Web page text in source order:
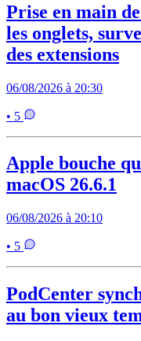
Prise en main
les onglets,
des extensions
06/08/2026 à 20:30
• 5
Apple bouche
macOS 26.6.1
06/08/2026 à 20:10
• 5
PodCenter
au bon vieux